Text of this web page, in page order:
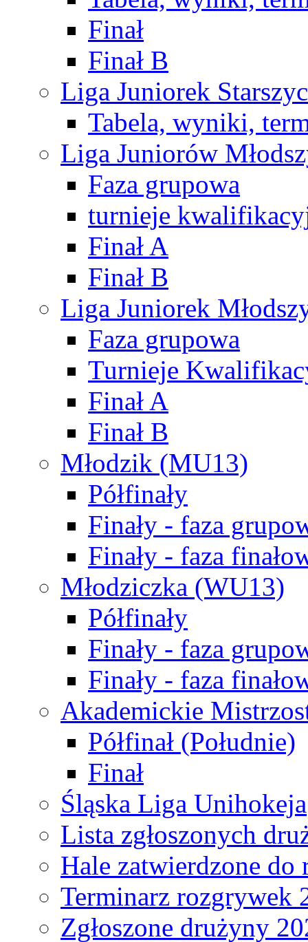
Finał
Finał B
Liga Juniorek
Tabela, wyniki,
Liga Juniorów
Faza grupowa
turnieje
Finał A
Finał B
Liga Juniorek
Faza grupowa
Turnieje
Finał A
Finał B
Młodzik (MU13)
Półfinały
Finały - faza
Finały - faza
Młodziczka (WU13)
Półfinały
Finały - faza
Finały - faza
Akademickie
Półfinał (Południe)
Finał
Śląska Liga Unihokeja
Lista zgłoszonych
Hale zatwierdzone do
Terminarz rozgrywek
Zgłoszone drużyny